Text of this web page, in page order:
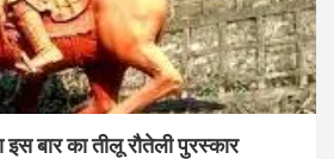
बार का तीलू रौतेली पुरस्कार